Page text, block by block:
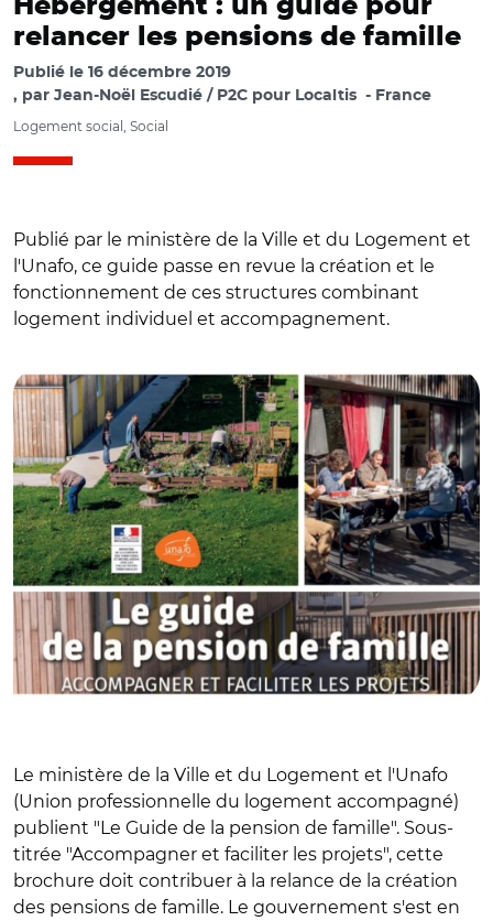
Hébergement : un guide pour
relancer les pensions de famille
Publié le 16 décembre 2019
par Jean-Noël Escudié / P2C pour Localtis France
Logement social, Social
Publié par le ministère de la Ville et du Logement et
l'Unafo, ce guide passe en revue la création et le
fonctionnement de ces structures combinant
logement individuel et accompagnement.
Le ministère de la Ville et du Logement et l'Unafo
(Union professionnelle du logement accompagné)
publient "Le Guide de la pension de famille". Sous-
titrée "Accompagner et faciliter les projets", cette
brochure doit contribuer à la relance de la création
des pensions de famille. Le gouvernement s'est en